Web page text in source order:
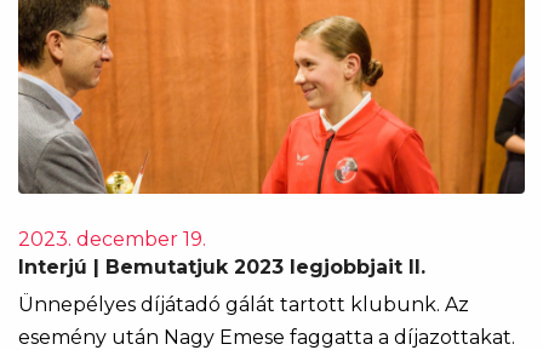
2023. december 19.
Interjú | Bemutatjuk 2023 legjobbjait II.
​​​​​​​Ünnepélyes díjátadó gálát tartott klubunk. Az
esemény után Nagy Emese faggatta a díjazottakat.